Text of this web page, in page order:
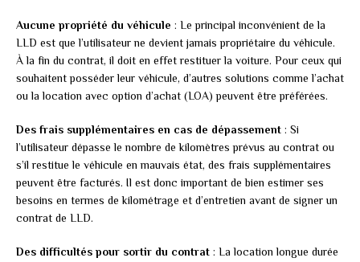
Aucune propriété du véhicule : Le principal inconvénient de la
LLD est que l’utilisateur ne devient jamais propriétaire du véhicule.
À la fin du contrat, il doit en effet restituer la voiture. Pour ceux qui
souhaitent posséder leur véhicule, d’autres solutions comme l’achat
ou la location avec option d’achat (LOA) peuvent être préférées.
Des frais supplémentaires en cas de dépassement : Si
l’utilisateur dépasse le nombre de kilomètres prévus au contrat ou
s’il restitue le véhicule en mauvais état, des frais supplémentaires
peuvent être facturés. Il est donc important de bien estimer ses
besoins en termes de kilométrage et d’entretien avant de signer un
contrat de LLD.
Des difficultés pour sortir du contrat : La location longue durée